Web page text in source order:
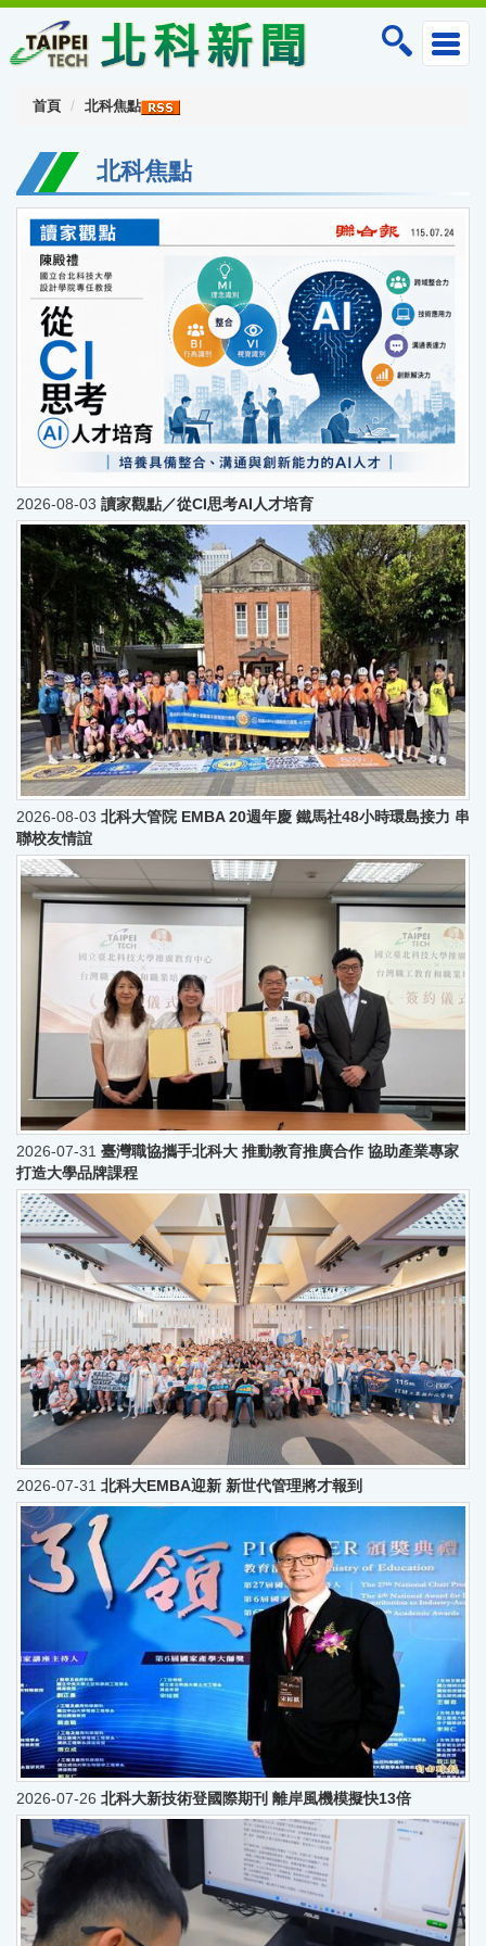
主
首頁 北科焦點
北科焦點
2026-08-03 讀家觀點／從CI思考AI人才培育
2026-08-03 北科大管院 EMBA 20週年慶 鐵馬社48小時環島接力 串
聯校友情誼
2026-07-31 臺灣職協攜手北科大 推動教育推廣合作 協助產業專家
打造大學品牌課程
2026-07-31 北科大EMBA迎新 新世代管理將才報到
2026-07-26 北科大新技術登國際期刊 離岸風機模擬快13倍